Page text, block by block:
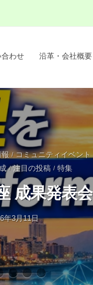
わせ 沿革・会社概要
報 / コミュニティイベント
/ 注目の投稿 / 特集
成果発表
年3月11日